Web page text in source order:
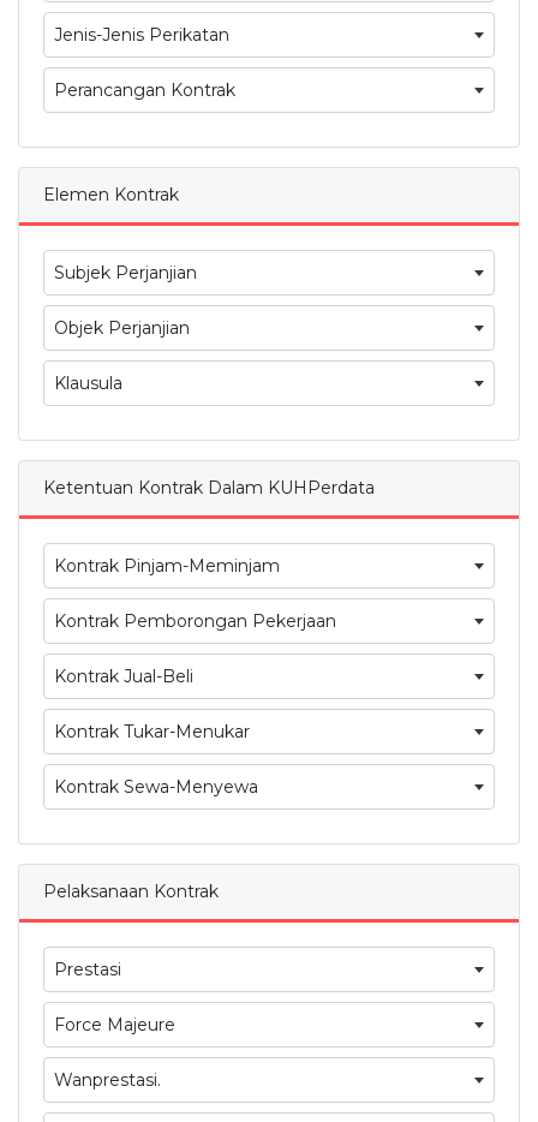
Jenis-Jenis Perikatan
Perancangan Kontrak
Elemen Kontrak
Subjek Perjanjian
Objek Perjanjian
Klausula
Ketentuan Kontrak Dalam KUHPerdata
Kontrak Pinjam-Meminjam
Kontrak Pemborongan Pekerjaan
Kontrak Jual-Beli
Kontrak Tukar-Menukar
Kontrak Sewa-Menyewa
Pelaksanaan Kontrak
Prestasi
Force Majeure
Wanprestasi.